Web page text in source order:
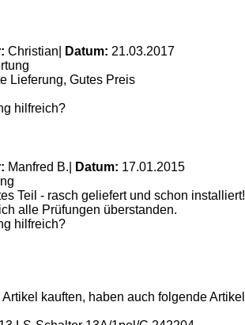
Christian Datum: 21.03.2017
Lieferung, Gutes Preis
hilfreich?
Manfred B. Datum: 17.01.2015
Teil - rasch geliefert und schon installiert!
alle Prüfungen überstanden.
hilfreich?
kauften, haben auch folgende Artikel